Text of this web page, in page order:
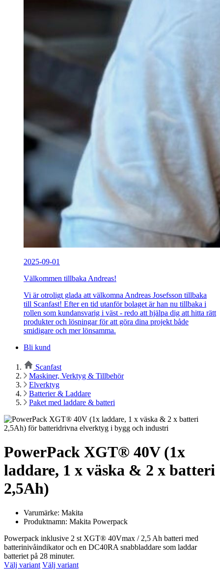
2025-09-01
Välkommen tillbaka Andreas!
Vi är otroligt glada att välkomna Andreas Josefsson tillbaka
till Scanfast! Efter en tid utanför bolaget är han nu tillbaka i
rollen som kundansvarig i väst - redo att hjälpa dig att hitta rätt
produkter och lösningar för att göra dina projekt både
smidigare och mer lönsamma.
Bli kund
Scanfast
Maskiner, Verktyg & Tillbehör
Elverktyg
Batterier & Laddare
Paket med laddare & batteri
PowerPack XGT® 40V (1x
laddare, 1 x väska & 2 x batteri
2,5Ah)
Varumärke: Makita
Produktnamn: Makita Powerpack
Powerpack inklusive 2 st XGT® 40Vmax / 2,5 Ah batteri med
batterinivåindikator och en DC40RA snabbladdare som laddar
batteriet på 28 minuter.
Välj variant Välj variant